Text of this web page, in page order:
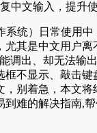
中文输入，提升使
系统）日常使用
尤其是中文用户
调出、却无法
框不显示、敲击
别着急，本文将
到难的解决指南,